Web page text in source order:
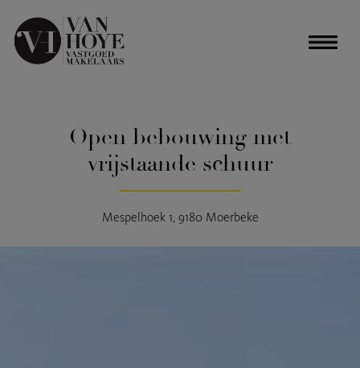
Open bebouwing met
vrijstaande schuur
Mespelhoek 1, 9180 Moerbeke